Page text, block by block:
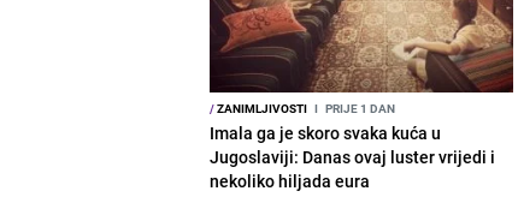
/ZANIMLJIVOSTI I PRIJE 1 DAN
Imala ga je skoro svaka kuća u
Jugoslaviji: Danas ovaj luster vrijedi i
nekoliko hiljada eura